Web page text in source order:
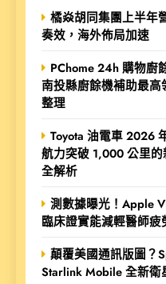
橘焱胡同集團上半年
奏效，海外佈局加速
PChome 24h 購物廚
南投縣廚餘機補助最
整理
Toyota 油電車 2026
航力突破 1,000 公里
全解析
測數據曝光！Apple
臨床證實能減輕醫師
顛覆美國通訊版圖？
Starlink Mobile 全新衛